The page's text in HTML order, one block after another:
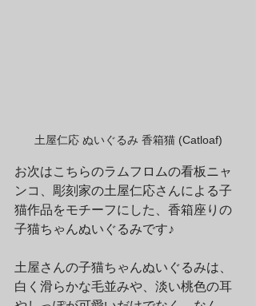
土屋仁応 ぬいぐるみ 香箱猫 (Catloaf)
お次はこちらのラムフロムの看板ニャ
ンコ、彫刻家の土屋仁応さんによる子
猫作品をモチーフにした、香箱座りの
子猫ちゃんぬいぐるみです♪
土屋さんの子猫ちゃんぬいぐるみは、
白く滑らかな毛並みや、淡い桃色の耳